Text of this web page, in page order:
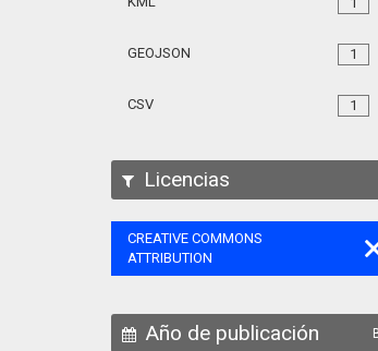
1
GEOJSON
1
CSV
Licencias
CREATIVE COMMONS
ATTRIBUTION
Año de publicación